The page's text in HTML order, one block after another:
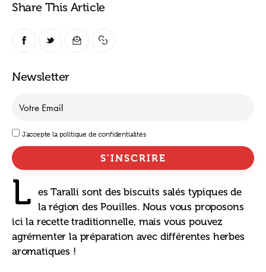
Share This Article
Newsletter
J'accepte la politique de confidentialités
L
es Taralli sont des biscuits salés typiques de
la région des Pouilles. Nous vous proposons
ici la recette traditionnelle, mais vous pouvez
agrémenter la préparation avec différentes herbes
aromatiques !